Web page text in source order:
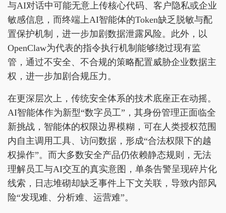
与AI对话中可能无意上传核心代码、客户隐私或企业
敏感信息，而终端上AI智能体的Token缺乏脱敏与配
置保护机制，进一步加剧数据泄露风险。此外，以
OpenClaw为代表的指令执行机制能够绕过现有监
管，通过不安全、不合规的策略配置威胁企业数据主
权，进一步加剧合规压力。
在更深层次上，传统安全体系的技术底座正在动摇。
AI智能体作为新型“数字员工”，其身份管理正面临全
新挑战，智能体的权限边界模糊，可在人类授权范围
内自主调用工具、访问数据，形成“合法权限下的越
权操作”。而大多数安全产品仍依赖静态规则，无法
理解员工与AI交互的真实意图，单条告警呈现碎片化
线索，日志堆砌却缺乏事件上下文关联，导致内部风
险“发现难、分析难、运营难”。